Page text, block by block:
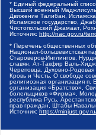
* Единый федеральный
Высший военный Маджлисуль
Движение Талибан,
Исламское государство,
Чистопольский Джамаат,
Источник: http://nac.gov.ru/
* Перечень общественных
Национал-большевистская
Староверов-Инглингов,
славян, Ат-Такфир Валь-
Череповца, Духовно-
Кровь и Честь, О свободе
религиозная организация п.
организация «Братство»,
болельщиков «Фирма»,
республика Русь,
прав граждан, Штабы
Источник: https://